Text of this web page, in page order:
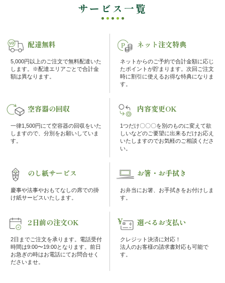
ら
ま
の
こ
わ
り
注
文
サービス一覧
配達無料
5,000円以上のご注文で無料配達いた
します。※配達エリアごとで合計金
額は異なります。
ネット注文特典
ネットからのご予約で合計金額に応じ
たポイントが貯まります。次回ご注文
時に割引に使えるお得な特典になりま
す。
空容器の回収
一律1,500円にて空容器の回収をいた
しますので、分別をお願いしていま
す。
内容変更OK
1つだけ〇〇〇を別のものに変えて欲
しいなどのご要望に出来るだけお応え
いたしますのでお気軽のご相談くださ
い。
のし紙サービス
慶事や法事やおもてなしの席での掛
け紙サービスいたします。
お箸・お手拭き
お弁当にお箸、お手拭きをお付けしま
す。
2日前の注文OK
2日までご注文を承ります。電話受付
時間は9:00〜19:00となります。前日
お急ぎの時はお電話にてお問合せく
ださいませ。
選べるお支払い
クレジット決済に対応！
法人のお客様の請求書対応も可能で
す。